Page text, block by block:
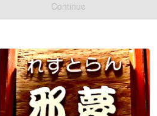
まちづくり・地域活性
Continue
プロジェクト